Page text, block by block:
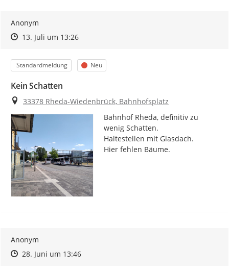
Anonym
Zeitpunkt des Erstellens
Zeitpunkt des Erstellens
13. Juli um 13:26Zur Äußerung
Kategorie
Standardmeldung Status
Neu
Kein Schatten
Ort
33378 Rheda-Wiedenbrück, Bahnhofsplatz
Bahnhof Rheda, definitiv zu
wenig Schatten.
Haltestellen mit Glasdach.
Hier fehlen Bäume.
Anonym
Zeitpunkt des Erstellens
Zeitpunkt des Erstellens
28. Juni um 13:46Zur Äußerung